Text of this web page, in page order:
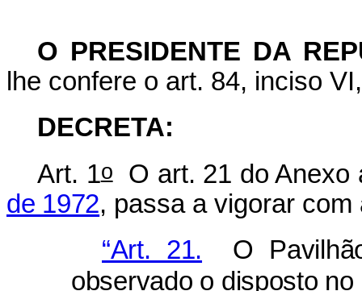
O PRESIDENTE DA
lhe confere o art. 84, inciso
DECRETA:
Art. 1oO art. 21 do Anexo
de 1972, passa a vigorar
“Art. 21. O
observado o disposto